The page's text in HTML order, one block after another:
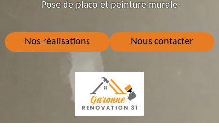
Nos réalisations Nous contacter
Pose de placo et peinture murale